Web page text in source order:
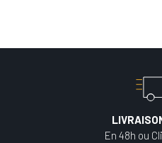
En 48h ou